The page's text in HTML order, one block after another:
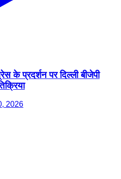
प्रदर्शन पर दिल्ली बीजेपी
2026